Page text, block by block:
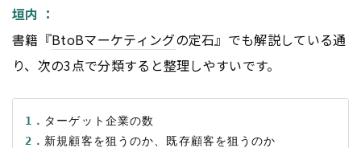
垣内 ：
書籍『BtoBマーケティングの定石』でも解説している通
り、次の3点で分類すると整理しやすいです。
1．
2．